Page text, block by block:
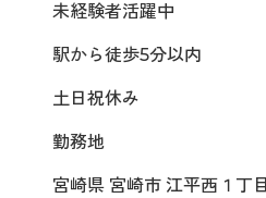
未経験者活躍中
駅から徒歩5分以内
土日祝休み
勤務地
宮崎県 宮崎市 江平西１丁目